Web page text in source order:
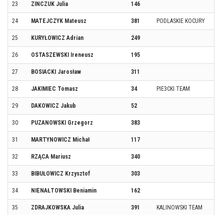
23 ZINCZUK Julia 146
24 MATEJCZYK Mateusz 381 PODLASKIE KOCURY
25 KURYŁOWICZ Adrian 249
26 OSTASZEWSKI Ireneusz 195
27 BOSIACKI Jarosław 311
28 JAKIMIEC Tomasz 34 PIE3CKI TEAM
29 DAKOWICZ Jakub 52
30 PUZANOWSKI Grzegorz 383
31 MARTYNOWICZ Michał 117
32 RZĄCA Mariusz 340
33 BIBUŁOWICZ Krzysztof 303
34 NIENAŁTOWSKI Beniamin 162
35 ZDRAJKOWSKA Julia 391 KALINOWSKI TEAM